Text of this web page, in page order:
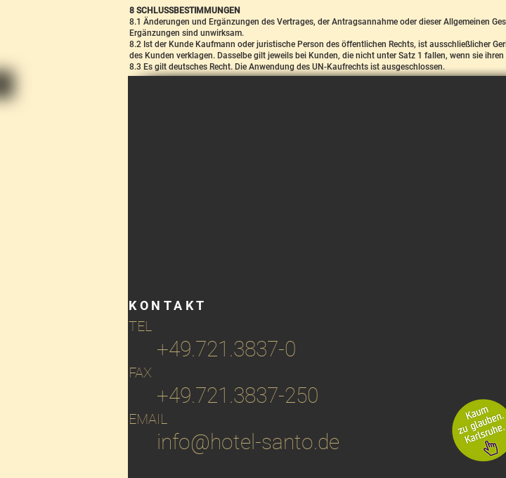
8 SCHLUSSBESTIMMUNGEN
8.1 Änderungen und Ergänzungen des Vertrages, der Antragsannahme oder dieser Allgemeinen
Ergänzungen sind unwirksam.
8.2 Ist der Kunde Kaufmann oder juristische Person des öffentlichen Rechts, ist ausschließlicher
des Kunden verklagen. Dasselbe gilt jeweils bei Kunden, die nicht unter Satz 1 fallen, wenn sie
8.3 Es gilt deutsches Recht. Die Anwendung des UN-Kaufrechts ist ausgeschlossen.
KONTAKT
TEL
+49.721.3837-0
FAX
+49.721.3837-250
EMAIL
info@hotel-santo.de